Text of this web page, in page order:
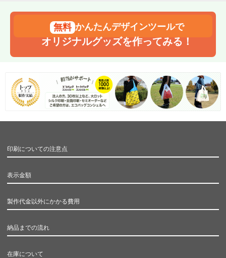
かんたんデザインツールで
オリジナルグッズを作ってみる！
印刷についての注意点
表示金額
製作代金以外にかかる費用
納品までの流れ
在庫について